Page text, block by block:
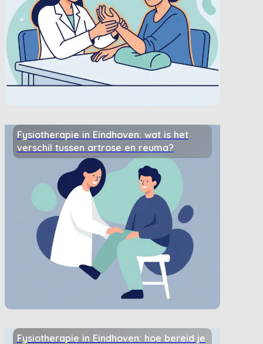
Fysiotherapie in Eindhoven: wat is het
verschil tussen artrose en reuma?
Fysiotherapie in Eindhoven: hoe bereid je